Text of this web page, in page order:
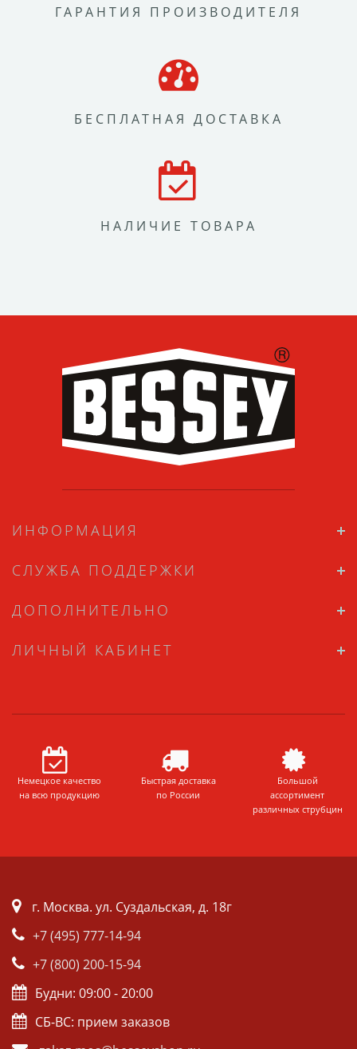
ГАРАНТИЯ ПРОИЗВОДИТЕЛЯ
БЕСПЛАТНАЯ ДОСТАВКА
НАЛИЧИЕ ТОВАРА
ИНФОРМАЦИЯ
СЛУЖБА ПОДДЕРЖКИ
ДОПОЛНИТЕЛЬНО
ЛИЧНЫЙ КАБИНЕТ
Немецкое качество
на всю продукцию
Быстрая доставка
по России
Большой
ассортимент
различных струбцин
г. Москва. ул. Суздальская, д. 18г
+7 (495) 777-14-94
+7 (800) 200-15-94
Будни: 09:00 - 20:00
СБ-ВС: прием заказов